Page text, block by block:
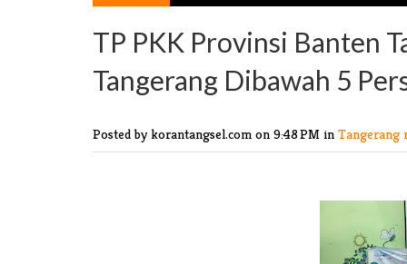
TP PKK Provinsi Banten
Tangerang Dibawah 5
Posted by korantangsel.com on 9:48 PM in Tangerang